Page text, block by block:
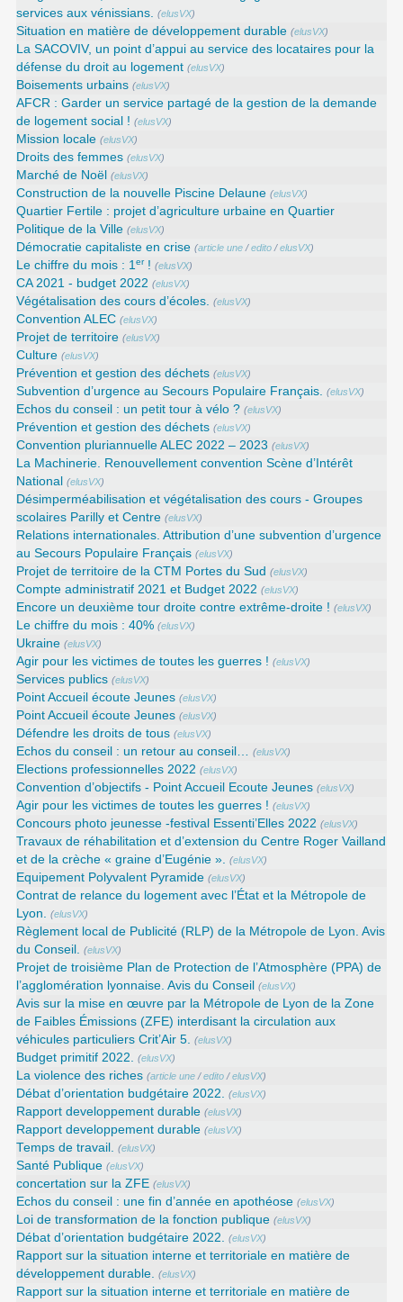
services aux vénissians. (elusVX)
Situation en matière de développement durable (elusVX)
La SACOVIV, un point d’appui au service des locataires pour la
défense du droit au logement (elusVX)
Boisements urbains (elusVX)
AFCR : Garder un service partagé de la gestion de la demande
de logement social ! (elusVX)
Mission locale (elusVX)
Droits des femmes (elusVX)
Marché de Noël (elusVX)
Construction de la nouvelle Piscine Delaune (elusVX)
Quartier Fertile : projet d’agriculture urbaine en Quartier
Politique de la Ville (elusVX)
Démocratie capitaliste en crise (article une /edito /elusVX)
Le chiffre du mois : 1er! (elusVX)
CA 2021 - budget 2022 (elusVX)
Végétalisation des cours d’écoles. (elusVX)
Convention ALEC (elusVX)
Projet de territoire (elusVX)
Culture (elusVX)
Prévention et gestion des déchets (elusVX)
Subvention d’urgence au Secours Populaire Français. (elusVX)
Echos du conseil : un petit tour à vélo ? (elusVX)
Prévention et gestion des déchets (elusVX)
Convention pluriannuelle ALEC 2022 – 2023 (elusVX)
La Machinerie. Renouvellement convention Scène d’Intérêt
National
(elusVX)
Désimperméabilisation et végétalisation des cours - Groupes
scolaires Parilly et Centre (elusVX)
Relations internationales. Attribution d’une subvention d’urgence
au Secours Populaire Français (elusVX)
Projet de territoire de la CTM Portes du Sud (elusVX)
Compte administratif 2021 et Budget 2022 (elusVX)
Encore un deuxième tour droite contre extrême-droite ! (elusVX)
Le chiffre du mois : 40% (elusVX)
Ukraine (elusVX)
Agir pour les victimes de toutes les guerres ! (elusVX)
Services publics (elusVX)
Point Accueil écoute Jeunes (elusVX)
Point Accueil écoute Jeunes (elusVX)
Défendre les droits de tous (elusVX)
Echos du conseil : un retour au conseil… (elusVX)
Elections professionnelles 2022 (elusVX)
Convention d’objectifs - Point Accueil Ecoute Jeunes (elusVX)
Agir pour les victimes de toutes les guerres ! (elusVX)
Concours photo jeunesse -festival Essenti’Elles 2022 (elusVX)
Travaux de réhabilitation et d’extension du Centre Roger Vailland
et de la crèche « graine d’Eugénie ». (elusVX)
Equipement Polyvalent Pyramide (elusVX)
Contrat de relance du logement avec l’État et la Métropole de
Lyon. (elusVX)
Règlement local de Publicité (RLP) de la Métropole de Lyon. Avis
du Conseil. (elusVX)
Projet de troisième Plan de Protection de l’Atmosphère (PPA) de
l’agglomération lyonnaise. Avis du Conseil
(elusVX)
Avis sur la mise en œuvre par la Métropole de Lyon de la Zone
de Faibles Émissions (ZFE) interdisant la circulation aux
véhicules particuliers Crit’Air 5. (elusVX)
Budget primitif 2022. (elusVX)
La violence des riches (article une /edito /elusVX)
Débat d’orientation budgétaire 2022. (elusVX)
Rapport developpement durable (elusVX)
Rapport developpement durable (elusVX)
Temps de travail. (elusVX)
Santé Publique (elusVX)
concertation sur la ZFE (elusVX)
Echos du conseil : une fin d’année en apothéose (elusVX)
Loi de transformation de la fonction publique (elusVX)
Débat d’orientation budgétaire 2022. (elusVX)
Rapport sur la situation interne et territoriale en matière de
développement durable. (elusVX)
Rapport sur la situation interne et territoriale en matière de